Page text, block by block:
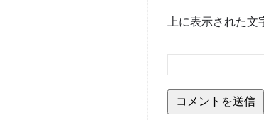
上に表示された文